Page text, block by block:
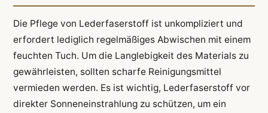
Die Pflege von Lederfaserstoff ist unkompliziert und
erfordert lediglich regelmäßiges Abwischen mit einem
feuchten Tuch. Um die Langlebigkeit des Materials zu
gewährleisten, sollten scharfe Reinigungsmittel
vermieden werden. Es ist wichtig, Lederfaserstoff vor
direkter Sonneneinstrahlung zu schützen, um ein